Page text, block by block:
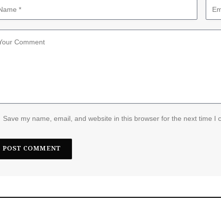
Save my name, email, and website in this browser for the next time I